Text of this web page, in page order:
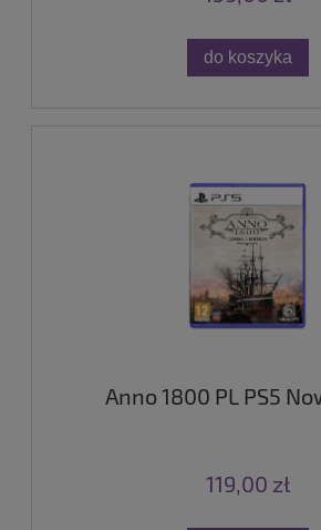
do koszyka
Anno 1800 PL PS5
119,00 zł